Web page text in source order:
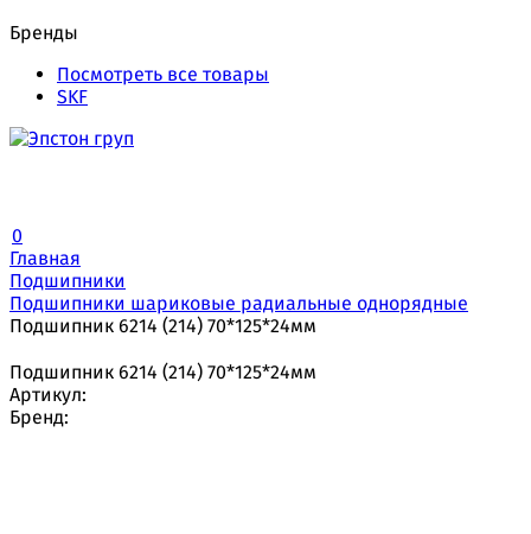
Бренды
Посмотреть все товары
SKF
0
Главная
Подшипники
Подшипники шариковые радиальные однорядные
Подшипник 6214 (214) 70*125*24мм
Подшипник 6214 (214) 70*125*24мм
Артикул:
Бренд: